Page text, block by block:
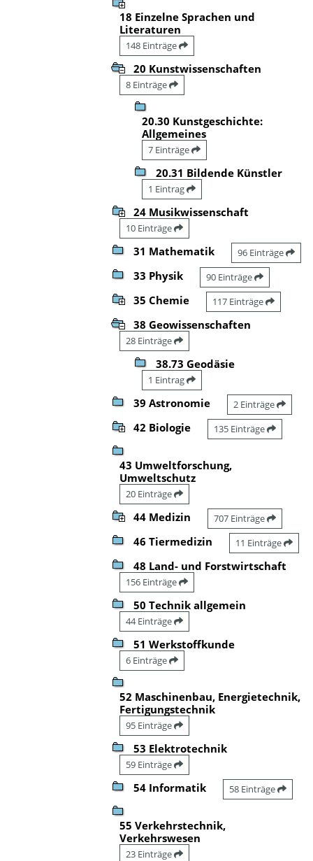
18 Einzelne Sprachen und
Literaturen
148 Einträge
20 Kunstwissenschaften
8 Einträge
20.30 Kunstgeschichte:
Allgemeines
7 Einträge
20.31 Bildende Künstler
1 Eintrag
24 Musikwissenschaft
10 Einträge
31 Mathematik 96 Einträge
33 Physik 90 Einträge
35 Chemie 117 Einträge
38 Geowissenschaften
28 Einträge
38.73 Geodäsie
1 Eintrag
39 Astronomie 2 Einträge
42 Biologie 135 Einträge
43 Umweltforschung,
Umweltschutz
20 Einträge
44 Medizin 707 Einträge
46 Tiermedizin 11 Einträge
48 Land- und Forstwirtschaft
156 Einträge
50 Technik allgemein
44 Einträge
51 Werkstoffkunde
6 Einträge
52 Maschinenbau, Energietechnik,
Fertigungstechnik
95 Einträge
53 Elektrotechnik
59 Einträge
54 Informatik 58 Einträge
55 Verkehrstechnik,
Verkehrswesen
23 Einträge